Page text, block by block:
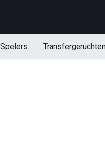
Spelers Transfergeruchten